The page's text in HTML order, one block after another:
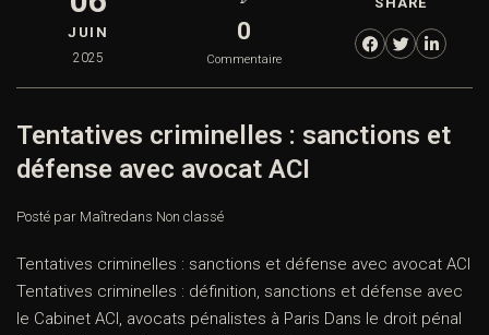
JUIN
2025
0
Commentaire
Tentatives criminelles : sanctions et
défense avec avocat ACI
Posté par Maîtredans Non classé
Tentatives criminelles : sanctions et défense avec avocat ACI
Tentatives criminelles : définition, sanctions et défense avec
le Cabinet ACI, avocats pénalistes à Paris Dans le droit pénal